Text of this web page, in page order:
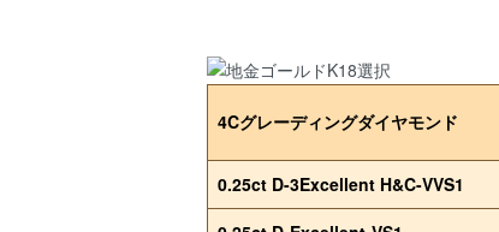
4Cグレーディングダイヤモンド
0.25ct D-3Excellent H&C-VVS1